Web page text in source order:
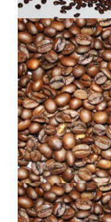
VELOUTÉ